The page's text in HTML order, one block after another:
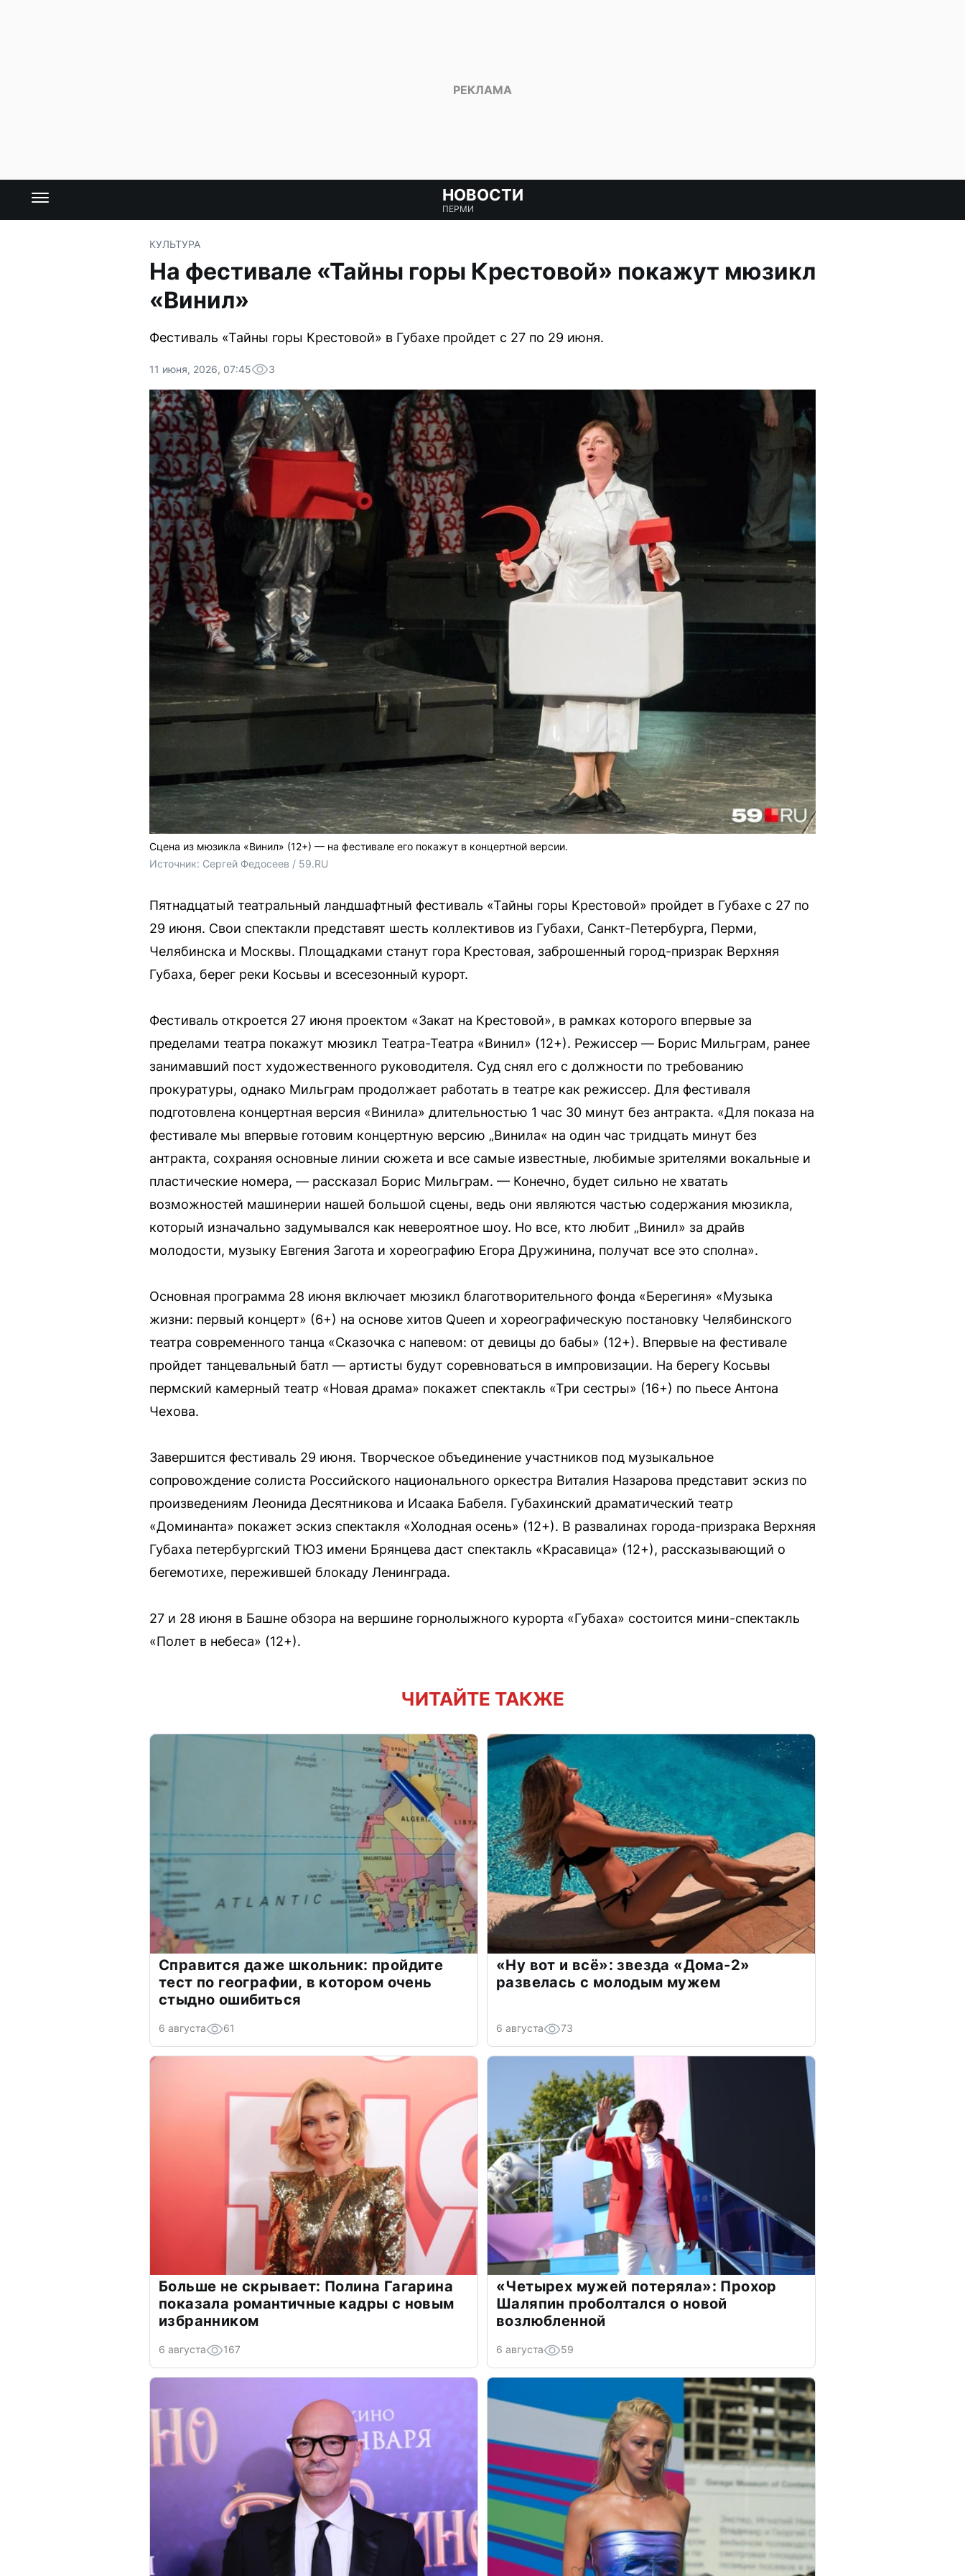
НОВОСТИ
ПЕРМИ
КУЛЬТУРА
На фестивале «Тайны горы Крестовой» покажут мюзикл
«Винил»
Фестиваль «Тайны горы Крестовой» в Губахе пройдет с 27 по 29 июня.
11 июня, 2026, 07:45 3
Сцена из мюзикла «Винил» (12+) — на фестивале его покажут в концертной версии.
Источник: Сергей Федосеев / 59.RU
Пятнадцатый театральный ландшафтный фестиваль «Тайны горы Крестовой» пройдет в Губахе с 27 по
29 июня. Свои спектакли представят шесть коллективов из Губахи, Санкт-Петербурга, Перми,
Челябинска и Москвы. Площадками станут гора Крестовая, заброшенный город-призрак Верхняя
Губаха, берег реки Косьвы и всесезонный курорт.
Фестиваль откроется 27 июня проектом «Закат на Крестовой», в рамках которого впервые за
пределами театра покажут мюзикл Театра-Театра «Винил» (12+). Режиссер — Борис Мильграм, ранее
занимавший пост художественного руководителя. Суд снял его с должности по требованию
прокуратуры, однако Мильграм продолжает работать в театре как режиссер. Для фестиваля
подготовлена концертная версия «Винила» длительностью 1 час 30 минут без антракта. «Для показа на
фестивале мы впервые готовим концертную версию „Винила« на один час тридцать минут без
антракта, сохраняя основные линии сюжета и все самые известные, любимые зрителями вокальные и
пластические номера, — рассказал Борис Мильграм. — Конечно, будет сильно не хватать
возможностей машинерии нашей большой сцены, ведь они являются частью содержания мюзикла,
который изначально задумывался как невероятное шоу. Но все, кто любит „Винил» за драйв
молодости, музыку Евгения Загота и хореографию Егора Дружинина, получат все это сполна».
Основная программа 28 июня включает мюзикл благотворительного фонда «Берегиня» «Музыка
жизни: первый концерт» (6+) на основе хитов Queen и хореографическую постановку Челябинского
театра современного танца «Сказочка с напевом: от девицы до бабы» (12+). Впервые на фестивале
пройдет танцевальный батл — артисты будут соревноваться в импровизации. На берегу Косьвы
пермский камерный театр «Новая драма» покажет спектакль «Три сестры» (16+) по пьесе Антона
Чехова.
Завершится фестиваль 29 июня. Творческое объединение участников под музыкальное
сопровождение солиста Российского национального оркестра Виталия Назарова представит эскиз по
произведениям Леонида Десятникова и Исаака Бабеля. Губахинский драматический театр
«Доминанта» покажет эскиз спектакля «Холодная осень» (12+). В развалинах города-призрака Верхняя
Губаха петербургский ТЮЗ имени Брянцева даст спектакль «Красавица» (12+), рассказывающий о
бегемотихе, пережившей блокаду Ленинграда.
27 и 28 июня в Башне обзора на вершине горнолыжного курорта «Губаха» состоится мини-спектакль
«Полет в небеса» (12+).
ЧИТАЙТЕ ТАКЖЕ
Справится даже школьник: пройдите
тест по географии, в котором очень
стыдно ошибиться
6 августа 61
«Ну вот и всё»: звезда «Дома-2»
развелась с молодым мужем
6 августа 73
Больше не скрывает: Полина Гагарина
показала романтичные кадры с новым
избранником
6 августа 167
«Четырех мужей потеряла»: Прохор
Шаляпин проболтался о новой
возлюбленной
6 августа 59